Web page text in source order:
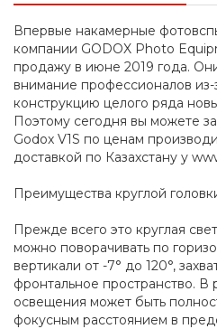
Впервые накамерные
компании GODOX Photo
продажу в июне 2019 года.
внимание профессионалов
конструкцию целого ряда
Поэтому сегодня вы можете
Godox V1S по ценам
доставкой по Казахстану у
Преимущества круглой
Прежде всего это круглая
можно поворачивать по
вертикали от -7° до 120°,
фронтальное пространство. В
освещения может быть
фокусным расстоянием в